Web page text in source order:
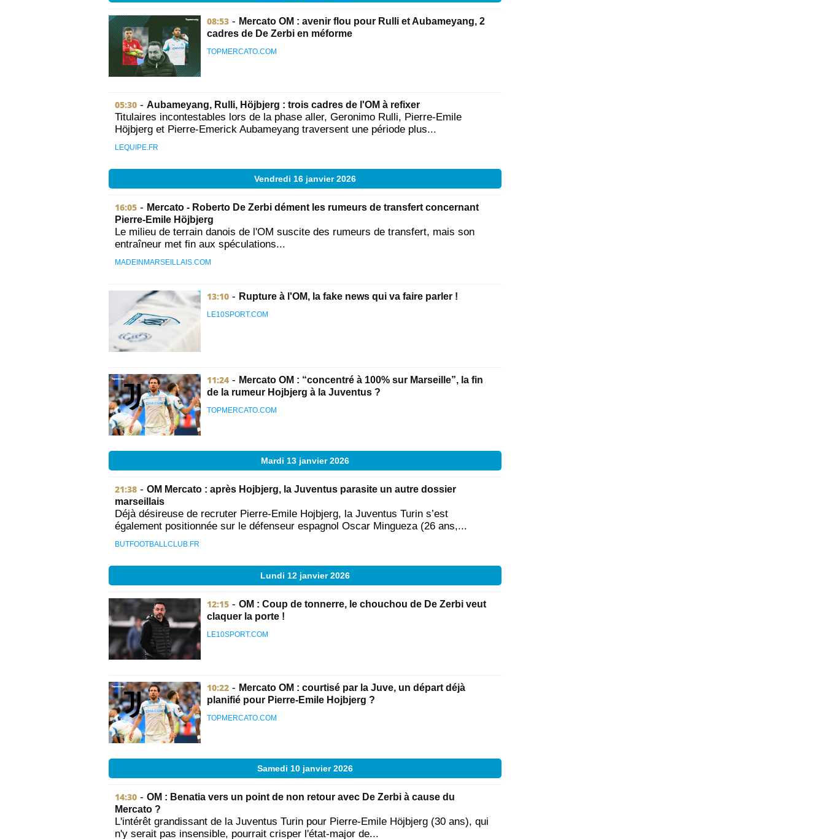
08:53 - Mercato OM : avenir flou pour Rulli et Aubameyang, 2
cadres de De Zerbi en méforme
TOPMERCATO.COM
05:30 - Aubameyang, Rulli, Höjbjerg : trois cadres de l'OM à refixer
Titulaires incontestables lors de la phase aller, Geronimo Rulli, Pierre-Emile
Höjbjerg et Pierre-Emerick Aubameyang traversent une période plus...
LEQUIPE.FR
Vendredi 16 janvier 2026
16:05 - Mercato - Roberto De Zerbi dément les rumeurs de transfert concernant
Pierre-Emile Höjbjerg
Le milieu de terrain danois de l'OM suscite des rumeurs de transfert, mais son
entraîneur met fin aux spéculations...
MADEINMARSEILLAIS.COM
13:10 - Rupture à l'OM, la fake news qui va faire parler !
LE10SPORT.COM
11:24 - Mercato OM : “concentré à 100% sur Marseille”, la fin
de la rumeur Hojbjerg à la Juventus ?
TOPMERCATO.COM
Mardi 13 janvier 2026
21:38 - OM Mercato : après Hojbjerg, la Juventus parasite un autre dossier
marseillais
Déjà désireuse de recruter Pierre-Emile Hojbjerg, la Juventus Turin s’est
également positionnée sur le défenseur espagnol Oscar Mingueza (26 ans,...
BUTFOOTBALLCLUB.FR
Lundi 12 janvier 2026
12:15 - OM : Coup de tonnerre, le chouchou de De Zerbi veut
claquer la porte !
LE10SPORT.COM
10:22 - Mercato OM : courtisé par la Juve, un départ déjà
planifié pour Pierre-Emile Hojbjerg ?
TOPMERCATO.COM
Samedi 10 janvier 2026
14:30 - OM : Benatia vers un point de non retour avec De Zerbi à cause du
Mercato ?
L'intérêt grandissant de la Juventus Turin pour Pierre-Emile Höjbjerg (30 ans), qui
n'y serait pas insensible, pourrait crisper l'état-major de...